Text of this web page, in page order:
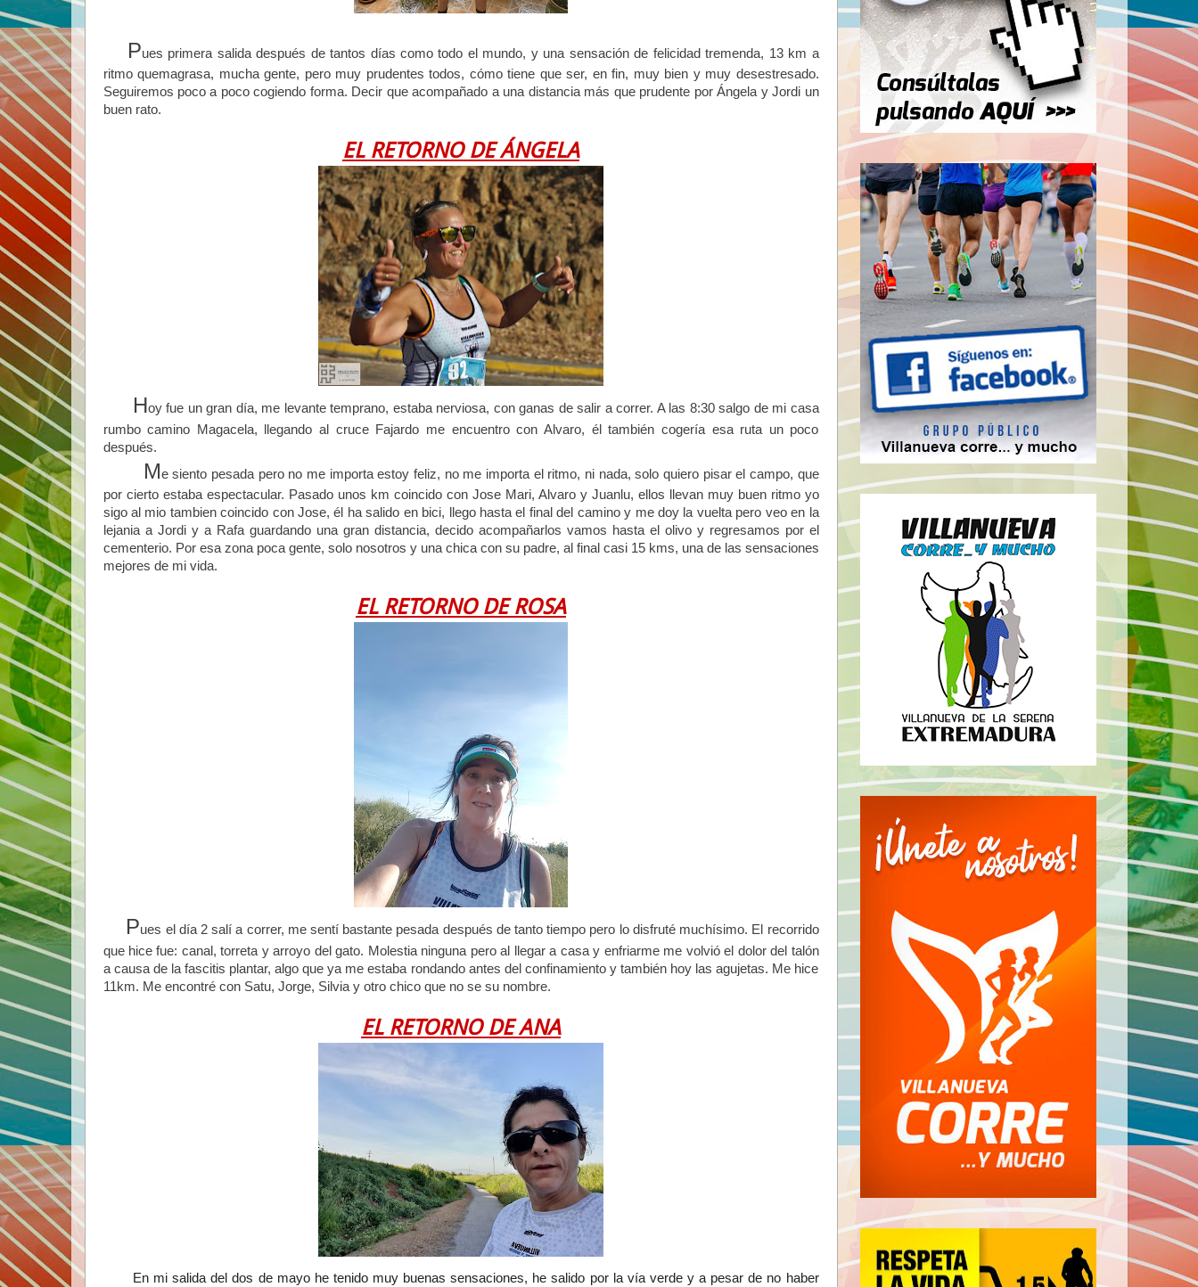
Pues primera salida después de tantos días como todo el mundo, y una sensación de felicidad tremenda, 13 km a
ritmo quemagrasa, mucha gente, pero muy prudentes todos, cómo tiene que ser, en fin, muy bien y muy desestresado.
Seguiremos poco a poco cogiendo forma. Decir que acompañado a una distancia más que prudente por Ángela y Jordi un
buen rato.
EL RETORNO DE ÁNGELA
Hoy fue un gran día, me levante temprano, estaba nerviosa, con ganas de salir a correr. A las 8:30 salgo de mi casa
rumbo camino Magacela, llegando al cruce Fajardo me encuentro con Alvaro, él también cogería esa ruta un poco
después.
Me siento pesada pero no me importa estoy feliz, no me importa el ritmo, ni nada, solo quiero pisar el campo, que
por cierto estaba espectacular. Pasado unos km coincido con Jose Mari, Alvaro y Juanlu, ellos llevan muy buen ritmo yo
sigo al mio tambien coincido con Jose, él ha salido en bici, llego hasta el final del camino y me doy la vuelta pero veo en la
lejania a Jordi y a Rafa guardando una gran distancia, decido acompañarlos vamos hasta el olivo y regresamos por el
cementerio. Por esa zona poca gente, solo nosotros y una chica con su padre, al final casi 15 kms, una de las sensaciones
mejores de mi vida.
EL RETORNO DE ROSA
Pues el día 2 salí a correr, me sentí bastante pesada después de tanto tiempo pero lo disfruté muchísimo. El recorrido
que hice fue: canal, torreta y arroyo del gato. Molestia ninguna pero al llegar a casa y enfriarme me volvió el dolor del talón
a causa de la fascitis plantar, algo que ya me estaba rondando antes del confinamiento y también hoy las agujetas. Me hice
11km. Me encontré con Satu, Jorge, Silvia y otro chico que no se su nombre.
EL RETORNO DE ANA
En mi salida del dos de mayo he tenido muy buenas sensaciones, he salido por la vía verde y a pesar de no haber